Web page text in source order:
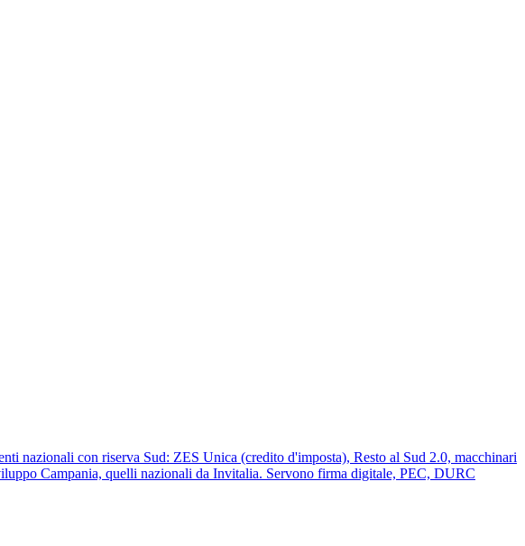
nazionali con riserva Sud: ZES Unica (credito d'imposta), Resto al Sud 2.0, macchinari
Campania, quelli nazionali da Invitalia. Servono firma digitale, PEC, DURC